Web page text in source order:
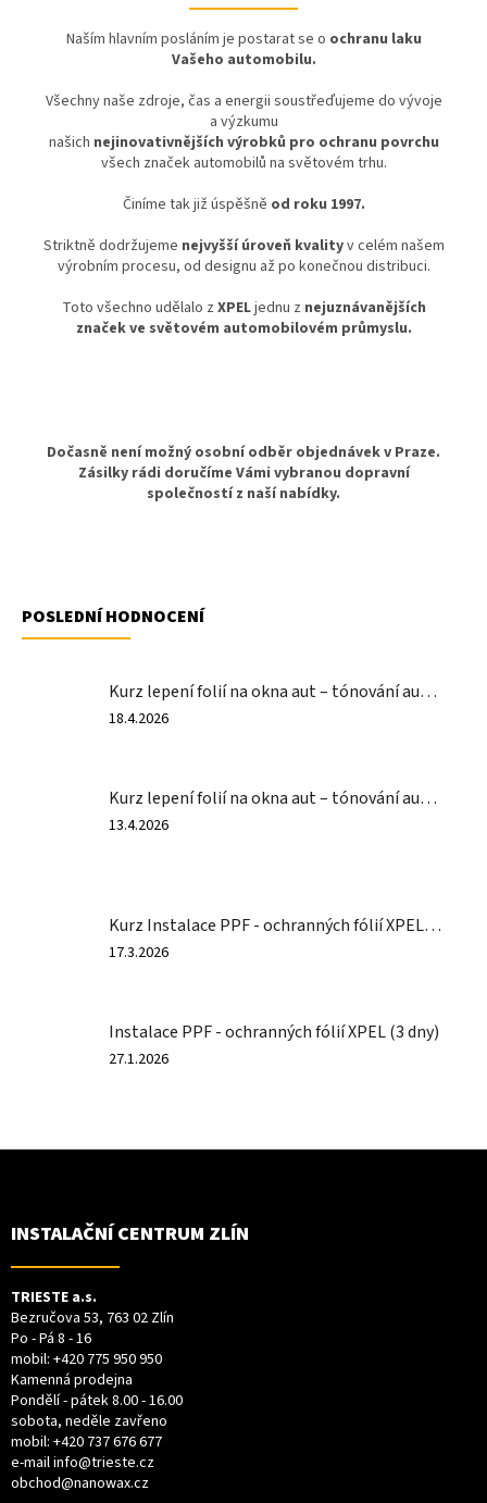
Naším hlavním posláním je postarat se o ochranu laku
Vašeho automobilu.
Všechny naše zdroje, čas a energii soustřeďujeme do vývoje
a výzkumu
našich nejinovativnějších výrobků pro ochranu povrchu
všech značek automobilů na světovém trhu.
Činíme tak již úspěšně od roku 1997.
Striktně dodržujeme nejvyšší úroveň kvalityv celém našem
výrobním procesu, od designu až po konečnou distribuci.
Toto všechno udělalo z XPELjednu z nejuznávanějších
značek ve světovém automobilovém průmyslu.
Dočasně není možný osobní odběr objednávek v Praze.
Zásilky rádi doručíme Vámi vybranou dopravní
společností z naší nabídky.
POSLEDNÍ HODNOCENÍ
Kurz lepení folií na okna aut – tónování autoskel vč. zkoušky (2 dny)
Hodnocení
z
5
18.4.2026
Kurz lepení folií na okna aut – tónování autoskel vč. zkoušky (1 den)
Hodnocení
5
hvězdiček.
13.4.2026
Kurz Instalace PPF - ochranných fólií XPEL (1 den)
Hodnocení
z
5
17.3.2026
Instalace PPF - ochranných fólií XPEL (3 dny)
Hodnocení
27.1.2026
Z
INSTALAČNÍ CENTRUM ZLÍN
TRIESTE a.s.
Bezručova 53, 763 02 Zlín
Po - Pá 8 - 16
mobil: +420 775 950 950
Kamenná prodejna
Pondělí - pátek 8.00 - 16.00
sobota, neděle zavřeno
mobil: +420 737 676 677
e-mailinfo@trieste.cz
obchod@nanowax.cz